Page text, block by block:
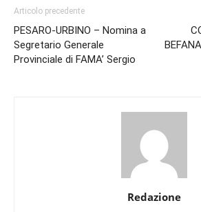
Articolo precedente
PESARO-URBINO – Nomina a
Segretario Generale
Provinciale di FAMA’ Sergio
Redazione